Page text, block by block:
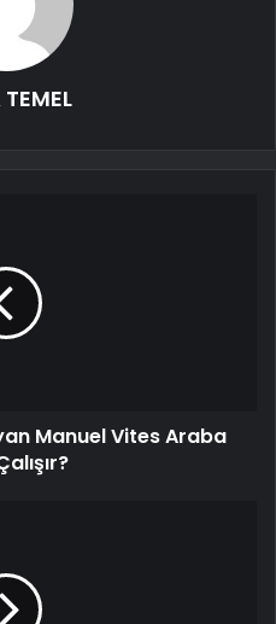
Manuel Vites Araba